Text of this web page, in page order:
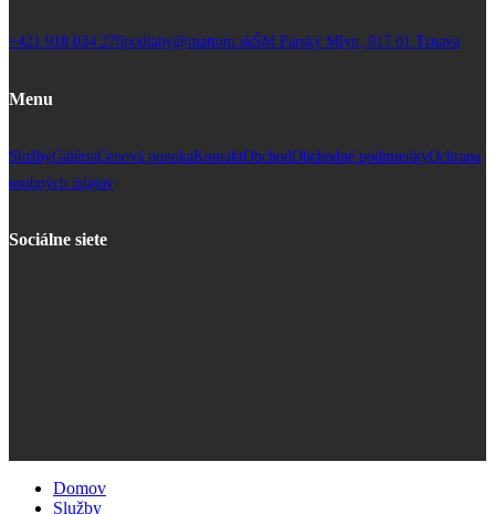
+421 918 034 270podlahy@mattom.skŠM Farský Mlyn, 917 01 Trnava
Menu
SlužbyGalériaCenová ponukaKontaktObchodObchodné podmienkyOchrana
osobných údajov
Sociálne siete
Domov
Služby